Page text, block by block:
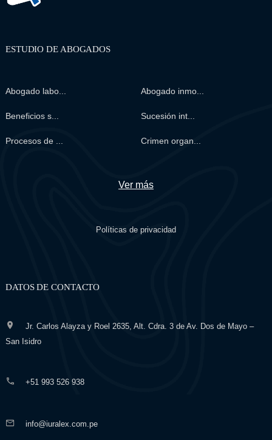
ESTUDIO DE ABOGADOS
Abogado labo... Abogado inmo...
Beneficios s... Sucesión int...
Procesos de ... Crimen organ...
Ver más
Políticas de privacidad
DATOS DE CONTACTO
Jr. Carlos Alayza y Roel 2635, Alt. Cdra. 3 de Av. Dos de Mayo –
San Isidro
+51 993 526 938
info@iuralex.com.pe